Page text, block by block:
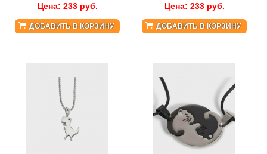
Цена: 233руб.
ДОБАВИТЬ В КОРЗИНУ
Цена: 233руб.
ДОБАВИТЬ В КОРЗИНУ